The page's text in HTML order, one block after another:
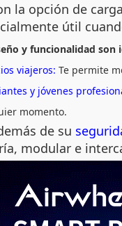
la opción de
útil
y funcionalidad son
viajeros: Te permite
y jóvenes
momento.
de su
modular e